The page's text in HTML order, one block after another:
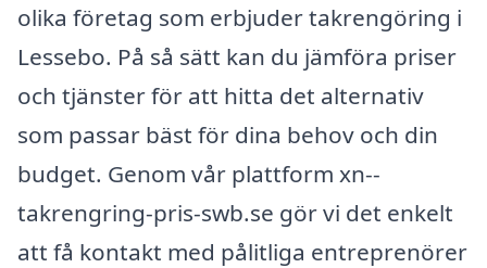
olika företag som erbjuder takrengöring i
Lessebo. På så sätt kan du jämföra priser
och tjänster för att hitta det alternativ
som passar bäst för dina behov och din
budget. Genom vår plattform xn--
takrengring-pris-swb.se gör vi det enkelt
att få kontakt med pålitliga entreprenörer